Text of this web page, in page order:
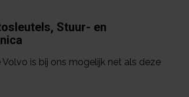
Stuur- en
is bij ons mogelijk net als deze